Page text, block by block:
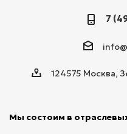
7
124575 Москва,
Мы состоим в